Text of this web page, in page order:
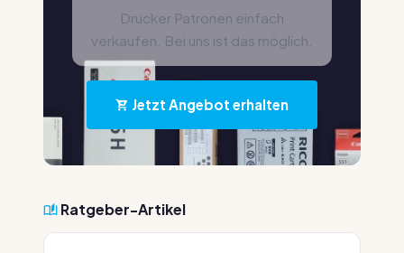
Drucker Patronen einfach
verkaufen. Bei uns ist das möglich.
Jetzt Angebot erhalten
Ratgeber-Artikel